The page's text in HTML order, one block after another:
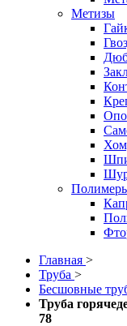
Метизы
Главная >
Труба >
Бесшовные
Труба
78